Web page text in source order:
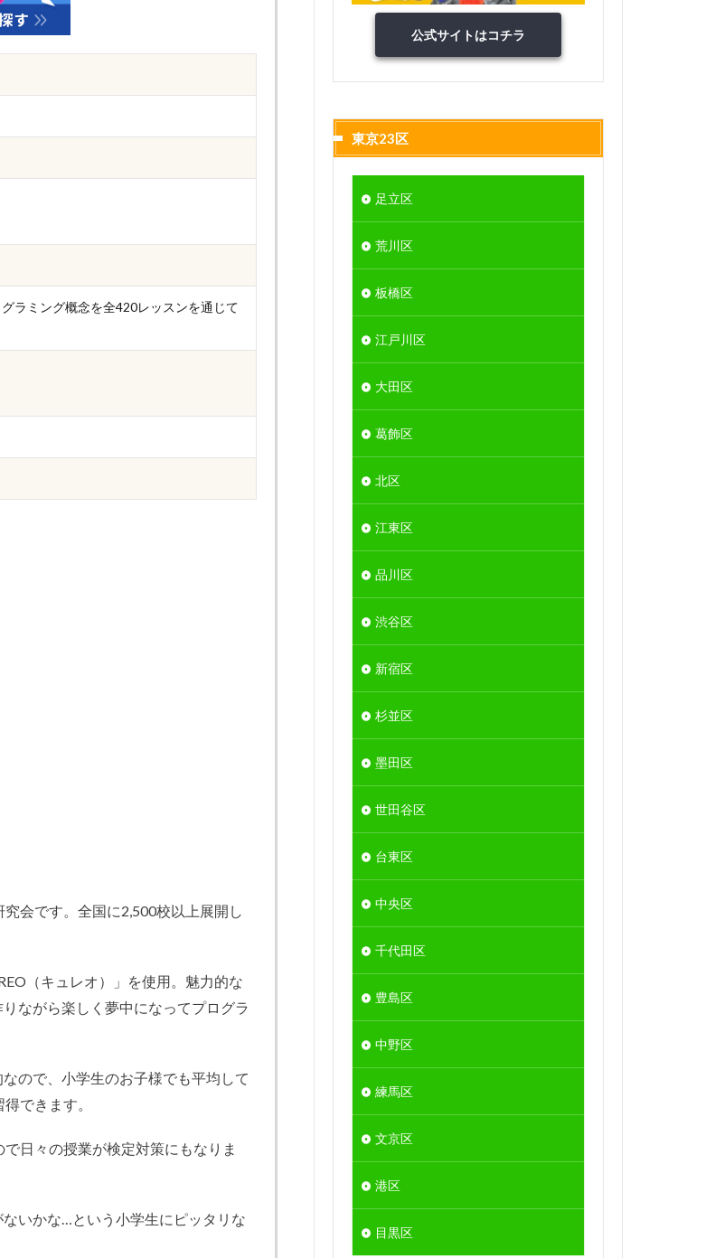
ラミング概念を全420レッスンを通じて
会です。全国に2,500校以上展開し
（キュレオ）」を使用。魅力的な
ながら楽しく夢中になってプログラ
ので、小学生のお子様でも平均して
できます。
日々の授業が検定対策にもなりま
いかな…という小学生にピッタリな
公式サイトはコチラ
東京23区
足立区
荒川区
板橋区
江戸川区
大田区
葛飾区
北区
江東区
品川区
渋谷区
新宿区
杉並区
墨田区
世田谷区
台東区
中央区
千代田区
豊島区
中野区
練馬区
文京区
港区
目黒区